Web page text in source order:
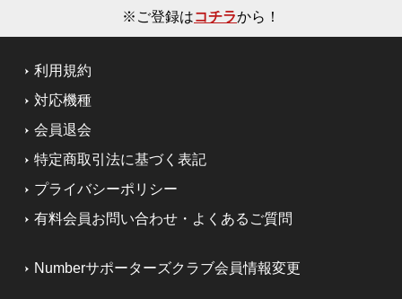
※ご登録はコチラから！
利用規約
対応機種
会員退会
特定商取引法に基づく表記
プライバシーポリシー
有料会員お問い合わせ・よくあるご質問
Numberサポーターズクラブ会員情報変更